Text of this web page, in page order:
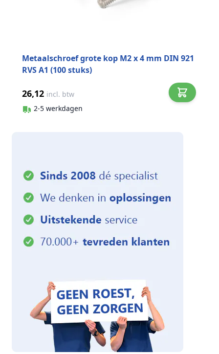
Metaalschroef grote kop M2 x 4 mm DIN 921
RVS A1 (100 stuks)
26,12 incl. btw
2-5 werkdagen